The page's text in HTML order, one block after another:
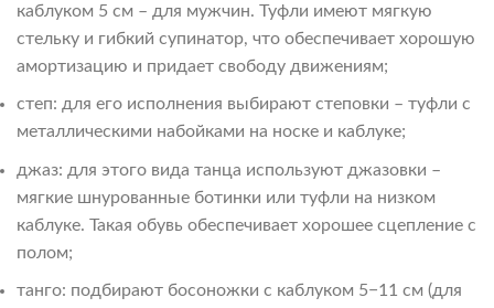
каблуком 5 см – для мужчин. Туфли имеют мягкую
стельку и гибкий супинатор, что обеспечивает хорошую
амортизацию и придает свободу движениям;
степ: для его исполнения выбирают степовки – туфли с
металлическими набойками на носке и каблуке;
джаз: для этого вида танца используют джазовки –
мягкие шнурованные ботинки или туфли на низком
каблуке. Такая обувь обеспечивает хорошее сцепление с
полом;
танго: подбирают босоножки с каблуком 5−11 см (для